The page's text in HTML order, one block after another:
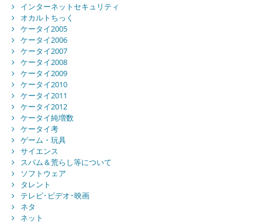
インターネットセキュリティ
オカルトちっく
ケータイ2005
ケータイ2006
ケータイ2007
ケータイ2008
ケータイ2009
ケータイ2010
ケータイ2011
ケータイ2012
ケータイ純増数
ケータイ考
ゲーム・玩具
サイエンス
スパム＆荒らし等について
ソフトウェア
タレント
テレビ･ビデオ･映画
ネタ
ネット